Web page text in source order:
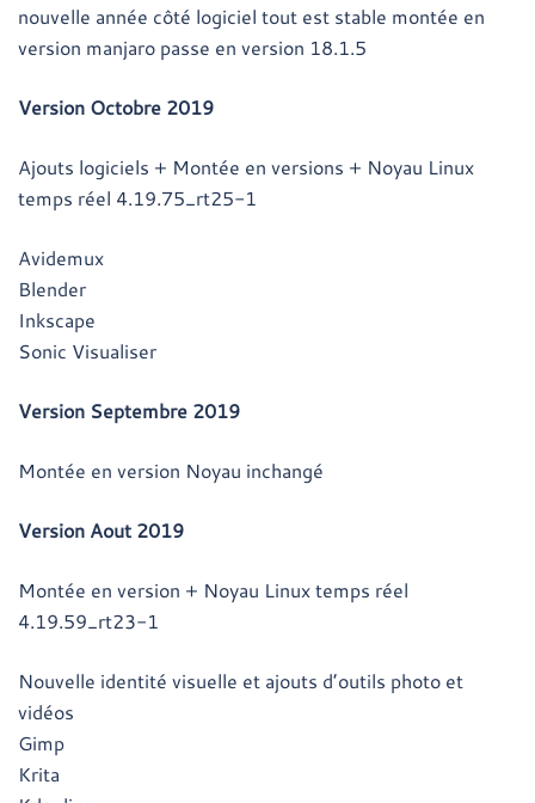
nouvelle année côté logiciel tout est stable montée en
version manjaro passe en version 18.1.5
Version Octobre 2019
Ajouts logiciels + Montée en versions + Noyau Linux
temps réel 4.19.75_rt25-1
Avidemux
Blender
Inkscape
Sonic Visualiser
Version Septembre 2019
Montée en version Noyau inchangé
Version Aout 2019
Montée en version + Noyau Linux temps réel
4.19.59_rt23-1
Nouvelle identité visuelle et ajouts d’outils photo et
vidéos
Gimp
Krita